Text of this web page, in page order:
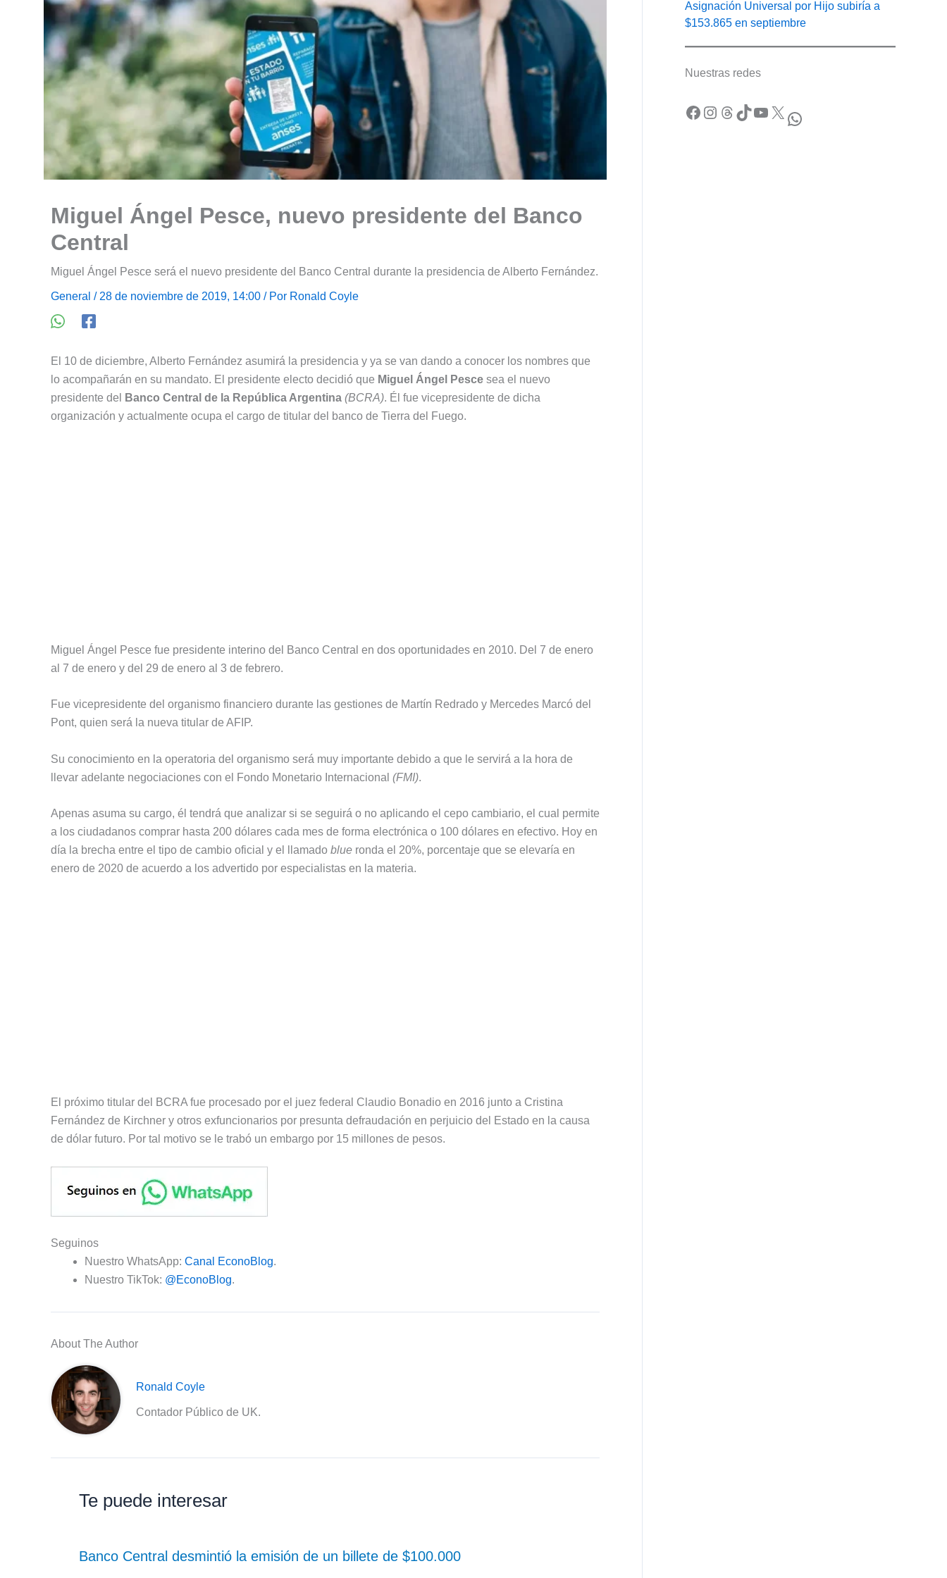
Miguel Ángel Pesce, nuevo presidente del Banco
Central
Miguel Ángel Pesce será el nuevo presidente del Banco Central durante la presidencia de Alberto Fernández.
General / 28 de noviembre de 2019, 14:00 / Por Ronald Coyle
El 10 de diciembre, Alberto Fernández asumirá la presidencia y ya se van dando a conocer los nombres que
lo acompañarán en su mandato. El presidente electo decidió que Miguel Ángel Pesce sea el nuevo
presidente del
Banco Central de la República Argentina (BCRA). Él fue vicepresidente de dicha
organización y actualmente ocupa el cargo de titular del banco de Tierra del Fuego.
Miguel Ángel Pesce fue presidente interino del Banco Central en dos oportunidades en 2010. Del 7 de enero
al 7 de enero y del 29 de enero al 3 de febrero.
Fue vicepresidente del organismo financiero durante las gestiones de Martín Redrado y Mercedes Marcó del
Pont, quien será la nueva titular de AFIP.
Su conocimiento en la operatoria del organismo será muy importante debido a que le servirá a la hora de
llevar adelante negociaciones con el Fondo Monetario Internacional (FMI).
Apenas asuma su cargo, él tendrá que analizar si se seguirá o no aplicando el cepo cambiario, el cual permite
a los ciudadanos comprar hasta 200 dólares cada mes de forma electrónica o 100 dólares en efectivo. Hoy en
día la brecha entre el tipo de cambio oficial y el llamado blue ronda el 20%, porcentaje que se elevaría en
enero de 2020 de acuerdo a los advertido por especialistas en la materia.
El próximo titular del BCRA fue procesado por el juez federal Claudio Bonadio en 2016 junto a Cristina
Fernández de Kirchner y otros exfuncionarios por presunta defraudación en perjuicio del Estado en la causa
de dólar futuro. Por tal motivo se le trabó un embargo por 15 millones de pesos.
Seguinos
Nuestro WhatsApp: Canal EconoBlog.
Nuestro TikTok: @EconoBlog.
About The Author
Ronald Coyle
Contador Público de UK.
Te puede interesar
Banco Central desmintió la emisión de un billete de $100.000
Asignación Universal por Hijo subiría a
$153.865 en septiembre
Nuestras redes
Facebook Instagram Threads TikTok YouTube X WhatsApp